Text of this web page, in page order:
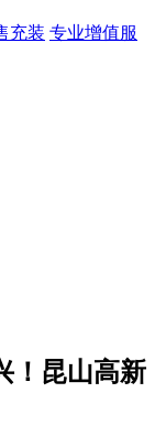
充装 专业增值服
！昆山高新